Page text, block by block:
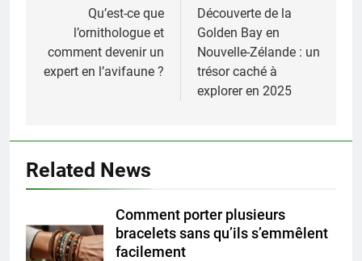
l’article
Qu’est-ce que
l’ornithologue et
comment devenir un
expert en l’avifaune ?
Découverte de la
Golden Bay en
Nouvelle-Zélande : un
trésor caché à
explorer en 2025
Related News
Comment porter plusieurs
bracelets sans qu’ils s’emmêlent
facilement